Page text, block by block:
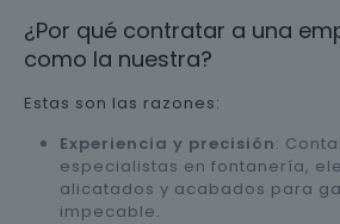
¿Por qué contratar a una
como la nuestra?
Estas son las razones:
Experiencia y precisión:
especialistas en fontanería,
alicatados y acabados para
impecable.